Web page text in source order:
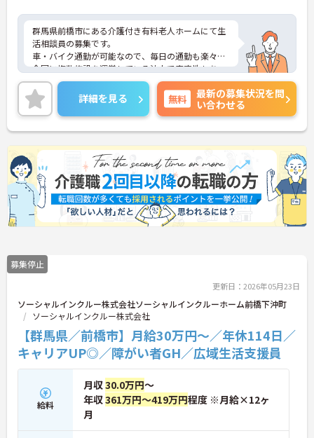
れた職種として、 介護または相談業務の
経験が2年以上
群馬県前橋市にある介護付き有料老人ホームにて生
活相談員の募集です。
車・バイク通勤が可能なので、毎日の通勤も楽々♪
全国に複数施設を運営している法人で安定性もあ
り、安心して長く働くことができます☆
ご興味のある方には、面接対策ポイントなど、さら
に詳細をお話しいたしますのでお気軽にご相談くだ
さい！
詳細を見る 無料
最新の募集状況を問
い合わせる
募集停止
更新日：2026年05月23日
ソーシャルインクルー株式会社ソーシャルインクルーホーム前橋下沖町
ソーシャルインクルー株式会社
【群馬県／前橋市】月給30万円～／年休114日／
キャリアUP◎／障がい者GH／広域生活支援員
給料
月収30.0万円～
年収361万円～419万円程度 ※月給×12ヶ
月